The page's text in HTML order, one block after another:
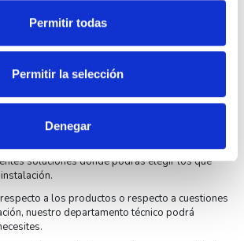
Permitir todas
Permitir la selección
Denegar
todo tipo de cableado y pequeño material para
tecnopolímero con imán y válvula podrás
soluciones donde podrás elegir los que
a los productos o respecto a cuestiones
nuestro departamento técnico podrá